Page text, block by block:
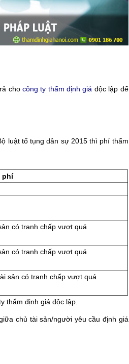
chocông ty thẩm định giá độc lập để
luật tố tụng dân sự 2015 thì phí thẩm
phí
có tranh chấp vượt quá
có tranh chấp vượt quá
sản có tranh chấp vượt quá
thẩm định giá độc lập.
chủ tài sản/người yêu cầu định giá